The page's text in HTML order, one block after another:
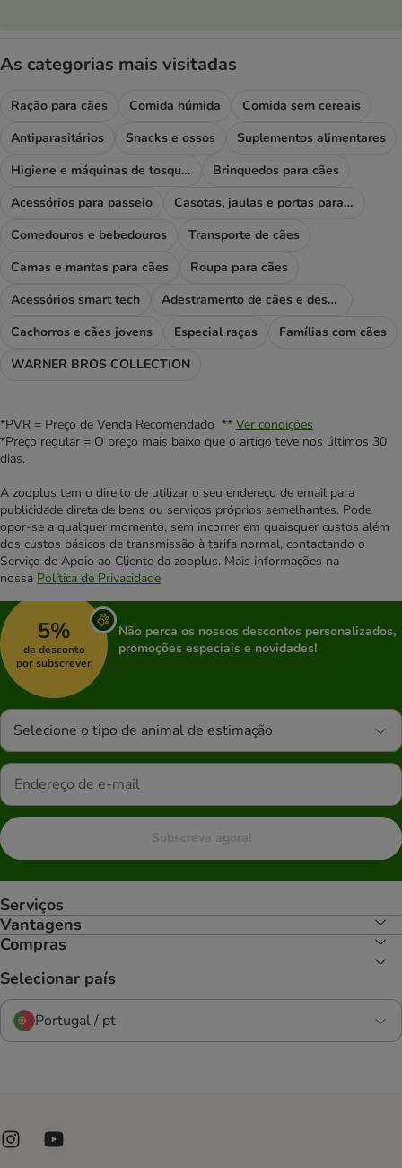
As categorias mais visitadas
Ração para cães Comida húmida
Comida sem cereais
Antiparasitários
Snacks e ossos
Suplementos alimentares
Higiene e máquinas de tosquiar
Brinquedos para cães
Acessórios para passeio
Casotas, jaulas e portas para cães
Comedouros e bebedouros
Transporte de cães
Camas e mantas para cães
Roupa para cães
Acessórios smart tech
Adestramento de cães e desporto
Cachorros e cães jovens
Especial raças
Famílias com cães
WARNER BROS COLLECTION
*PVR = Preço de Venda Recomendado ** Ver condições
*Preço regular = O preço mais baixo que o artigo teve nos últimos 30
dias.
A zooplus tem o direito de utilizar o seu endereço de email para
publicidade direta de bens ou serviços próprios semelhantes. Pode
opor-se a qualquer momento, sem incorrer em quaisquer custos além
dos custos básicos de transmissão à tarifa normal, contactando o
Serviço de Apoio ao Cliente da zooplus. Mais informações na
nossa Política de Privacidade
5%
de desconto
por subscrever
Não perca os nossos descontos personalizados,
promoções especiais e novidades!
Selecione o tipo de animal de estimação
Subscreva agora!
Serviços
Vantagens
Compras
Selecionar país
Portugal / pt